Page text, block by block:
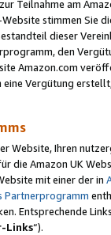
Teilnahme am
stimmen Sie
dieser
den
Amazon.com
eine Vergütung
Website, Ihren
die Amazon UK
mit einer der in
Partnerprogramm
Entsprechende
Links“).